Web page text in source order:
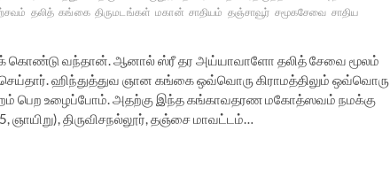
தலித் கங்கை திருமடங்கள் மகான் சாதியம் தஞ்சாவூர் சமூகசேவை சாதிய
கொண்டு வந்தான். ஆனால் ஸ்ரீ தர அய்யாவாளோ தலித் சேவை மூலம்
ஹிந்துத்துவ ஞான கங்கை ஒவ்வொரு கிராமத்திலும் ஒவ்வொரு
பெற உழைப்போம். அதற்கு இந்த கங்காவதரண மகோத்ஸவம் நமக்கு
ஞாயிறு), திருவிசநல்லூர், தஞ்சை மாவட்டம்…